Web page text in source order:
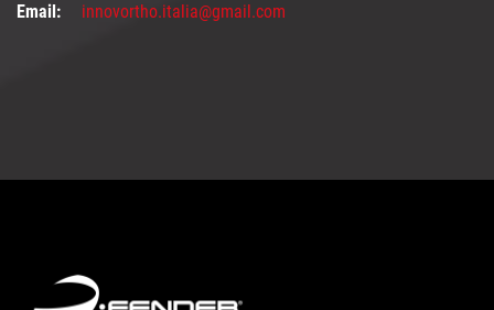
Email:
innovortho.italia@gmail.com